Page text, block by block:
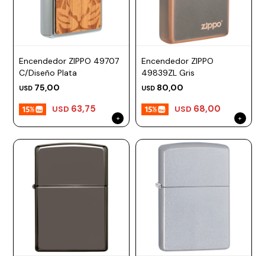
Encendedor ZIPPO 49707
C/Diseño Plata
USD 75,00
USD 63,75
Encendedor ZIPPO
49839ZL Gris
USD 80,00
USD 68,00